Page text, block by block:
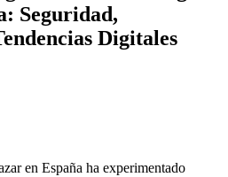
Seguridad,
Digitales
en España ha experimentado